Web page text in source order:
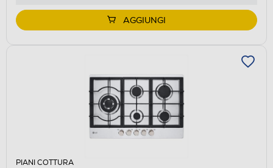
AGGIUNGI
PIANI COTTURA